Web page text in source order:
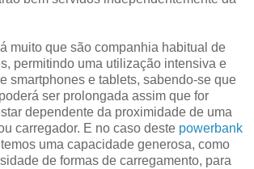
muito que são companhia habitual de
permitindo uma utilização intensiva e
smartphones e tablets, sabendo-se que
ser prolongada assim que for
dependente da proximidade de uma
carregador. E no caso deste powerbank
uma capacidade generosa, como
de formas de carregamento, para